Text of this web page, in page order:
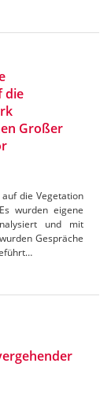
die
Großer
die Vegetation
wurden eigene
und mit
Gespräche